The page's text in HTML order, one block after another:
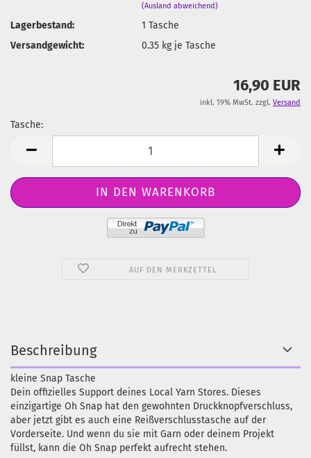
(Ausland abweichend)
Lagerbestand: 1Tasche
Versandgewicht:
0.35 kg je Tasche
16,90 EUR
inkl. 19% MwSt. zzgl. Versand
Tasche:
AUF DEN MERKZETTEL
Beschreibung
kleine Snap Tasche
Dein offizielles Support deines Local Yarn Stores. Dieses
einzigartige Oh Snap hat den gewohnten Druckknopfverschluss,
aber jetzt gibt es auch eine Reißverschlusstasche auf der
Vorderseite. Und wenn du sie mit Garn oder deinem Projekt
füllst, kann die Oh Snap perfekt aufrecht stehen.